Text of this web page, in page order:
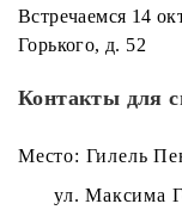
Встречаемся 14
Горького, д. 52
Контакты для
Место: Гилель
ул. Максима